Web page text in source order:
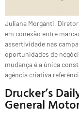
Juliana Morganti,
em conexão entre
assertividade nas
oportunidades de
mudança é a única
agência criativa
Drucker’s
General